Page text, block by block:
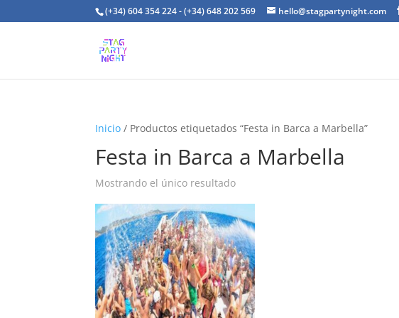
(+34) 604 354 224 - (+34) 648 202 569 hello@stagpartynight.com
Inicio / Productos etiquetados “Festa in Barca a Marbella”
Festa in Barca a Marbella
Mostrando el único resultado